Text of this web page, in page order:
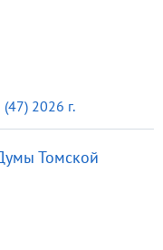
2026 г.
Томской